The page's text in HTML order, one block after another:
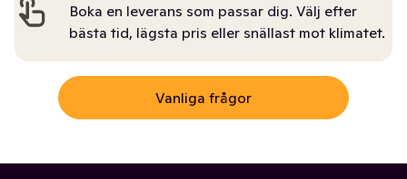
Boka en leverans som passar dig. Välj efter
bästa tid, lägsta pris eller snällast mot klimatet.
Vanliga frågor